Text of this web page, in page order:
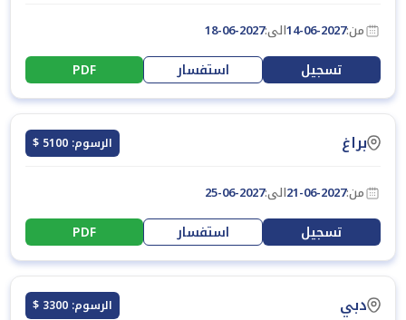
من:14-06-2027الى:18-06-2027
تسجيل استفسار PDF
براغ الرسوم: 5100 $
من:21-06-2027الى:25-06-2027
تسجيل استفسار PDF
دبي الرسوم: 3300 $